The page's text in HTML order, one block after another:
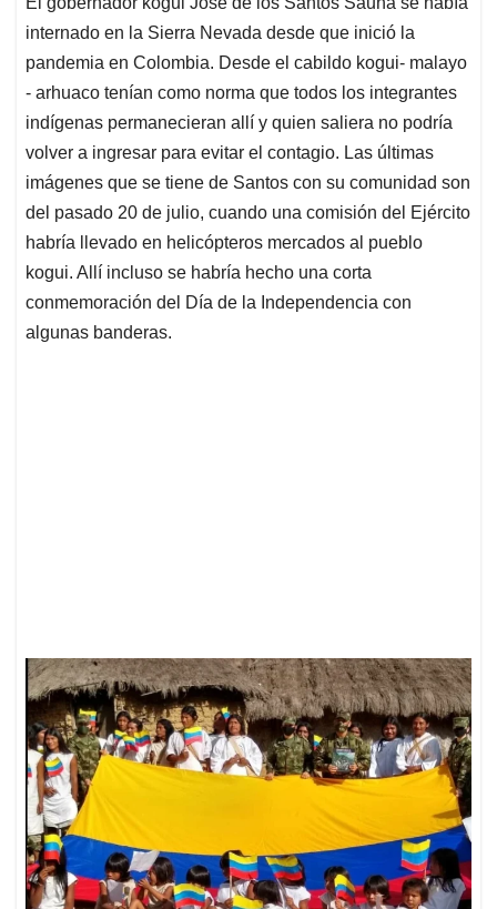
s
A
p
p
b
o
o
k
e
d
I
n
l
a
d
s
internado en la Sierra Nevada desde que inició la
pandemia en Colombia. Desde el cabildo kogui- malayo
- arhuaco tenían como norma que todos los integrantes
indígenas permanecieran allí y quien saliera no podría
volver a ingresar para evitar el contagio. Las últimas
imágenes que se tiene de Santos con su comunidad son
del pasado 20 de julio, cuando una comisión del Ejército
habría llevado en helicópteros mercados al pueblo
kogui. Allí incluso se habría hecho una corta
conmemoración del Día de la Independencia con
algunas banderas.